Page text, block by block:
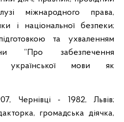
міжнародного права,
і національної безпеки;
та ухваленням
“Про забезпечення
української мови як
Чернівці - 1982, Львів;
громадська діячка,